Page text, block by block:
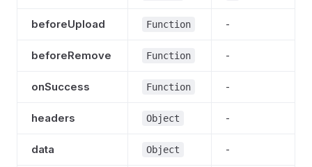
beforeUpload Function -
beforeRemove Function -
onSuccess Function -
headers Object -
data Object -